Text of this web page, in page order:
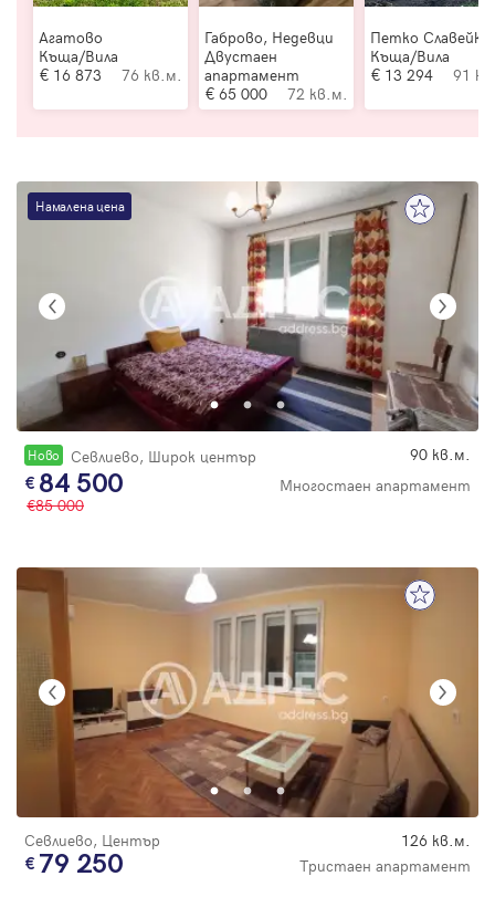
Агатово
Къща/Вила
16 873
76 кв.м.
Габрово, Недевци
Двустаен
апартамент
65 000
72 кв.м.
Петко
Къща/Вила
13 294
91
Намалена цена
Новo Севлиево, Широк център 90 кв.м.
84 500
Многостаен апартамент
85 000
Севлиево, Център 126 кв.м.
79 250 Тристаен апартамент